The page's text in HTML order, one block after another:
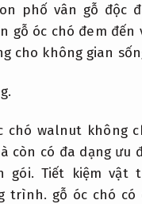
phố vân gỗ độc
gỗ óc chó đem đến
cho không gian
chó walnut không
còn có đa dạng ưu
gói. Tiết kiệm vật
trình. gỗ óc chó có